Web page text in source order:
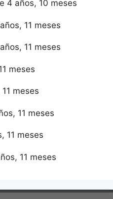
4 años, 10 meses
11 meses
11 meses
meses
meses
11 meses
11 meses
11 meses